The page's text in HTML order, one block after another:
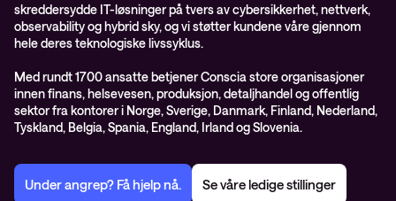
skreddersydde IT-løsninger på tvers av cybersikkerhet, nettverk,
observability og hybrid sky, og vi støtter kundene våre gjennom
hele deres teknologiske livssyklus.
Med rundt 1700 ansatte betjener Conscia store organisasjoner
innen finans, helsevesen, produksjon, detaljhandel og offentlig
sektor fra kontorer i Norge, Sverige, Danmark, Finland, Nederland,
Tyskland, Belgia, Spania, England, Irland og Slovenia.
Under angrep? Få hjelp nå. Se våre ledige stillinger